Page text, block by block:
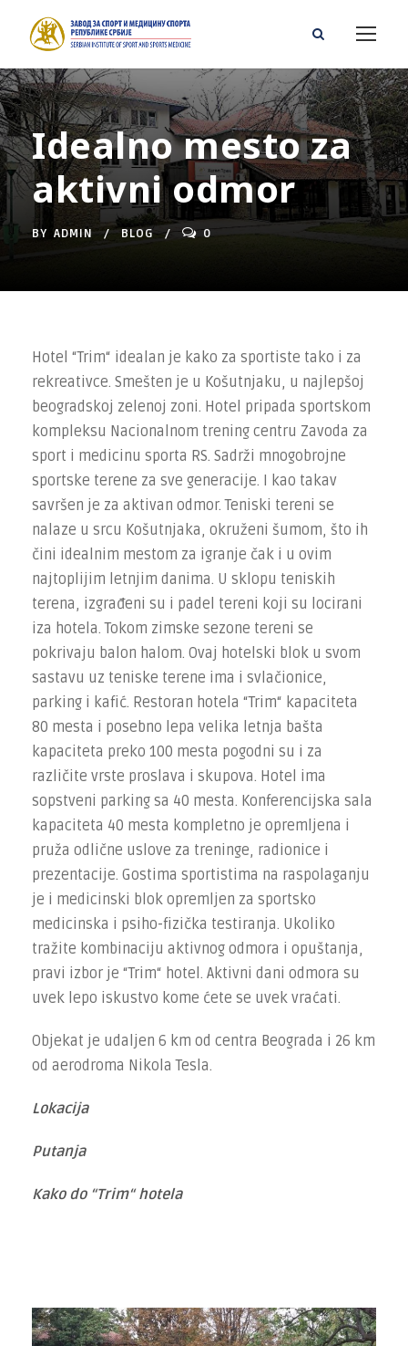
Idealno mesto za
aktivni odmor
BY ADMIN BLOG 0
Hotel “Trim“ idealan je kako za sportiste tako i za
rekreativce. Smešten je u Košutnjaku, u najlepšoj
beogradskoj zelenoj zoni. Hotel pripada sportskom
kompleksu Nacionalnom trening centru Zavoda za
sport i medicinu sporta RS. Sadrži mnogobrojne
sportske terene za sve generacije. I kao takav
savršen je za aktivan odmor. Teniski tereni se
nalaze u srcu Košutnjaka, okruženi šumom, što ih
čini idealnim mestom za igranje čak i u ovim
najtoplijim letnjim danima. U sklopu teniskih
terena, izgrađeni su i padel tereni koji su locirani
iza hotela. Tokom zimske sezone tereni se
pokrivaju balon halom. Ovaj hotelski blok u svom
sastavu uz teniske terene ima i svlačionice,
parking i kafić. Restoran hotela “Trim“ kapaciteta
80 mesta i posebno lepa velika letnja bašta
kapaciteta preko 100 mesta pogodni su i za
različite vrste proslava i skupova. Hotel ima
sopstveni parking sa 40 mesta. Konferencijska sala
kapaciteta 40 mesta kompletno je opremljena i
pruža odlične uslove za treninge, radionice i
prezentacije. Gostima sportistima na raspolaganju
je i medicinski blok opremljen za sportsko
medicinska i psiho-fizička testiranja. Ukoliko
tražite kombinaciju aktivnog odmora i opuštanja,
pravi izbor je “Trim“ hotel. Aktivni dani odmora su
uvek lepo iskustvo kome ćete se uvek vraćati.
Objekat je udaljen 6 km od centra Beograda i 26 km
od aerodroma Nikola Tesla.
Lokacija
Putanja
Kako do “Trim“ hotela